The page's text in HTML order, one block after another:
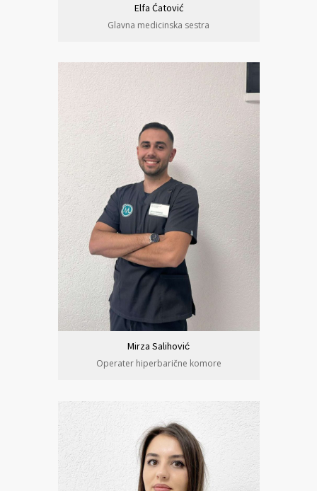
Elfa Ćatović
Glavna medicinska sestra
Mirza Salihović
Operater hiperbarične komore